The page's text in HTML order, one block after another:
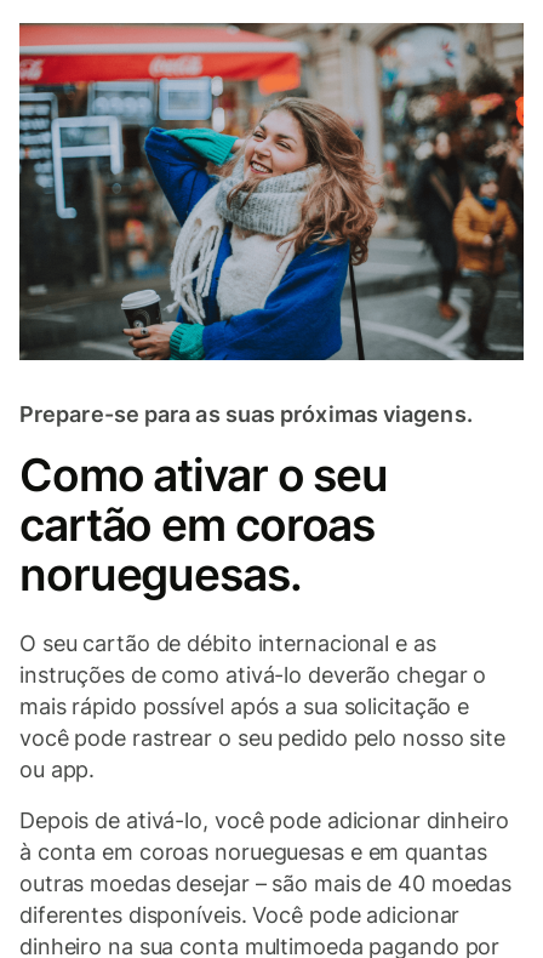
Como ativar o seu
cartão em coroas
norueguesas.
Prepare-se para as suas próximas viagens.
O seu cartão de débito internacional e as
instruções de como ativá-lo deverão chegar o
mais rápido possível após a sua solicitação e
você pode rastrear o seu pedido pelo nosso site
ou app.
Depois de ativá-lo, você pode adicionar dinheiro
à conta em coroas norueguesas e em quantas
outras moedas desejar – são mais de 40 moedas
diferentes disponíveis. Você pode adicionar
dinheiro na sua conta multimoeda pagando por